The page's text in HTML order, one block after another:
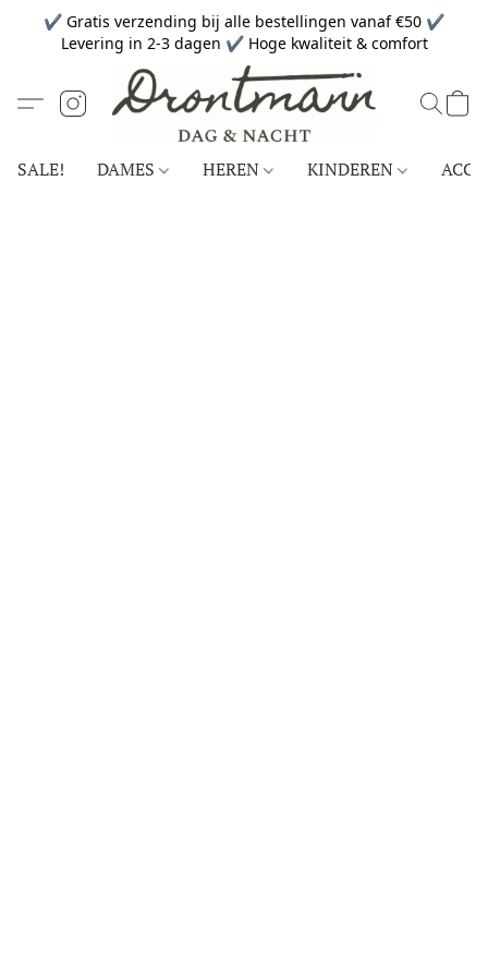
✔ Gratis verzending bij alle bestellingen vanaf €50 ✔
Levering in 2-3 dagen ✔ Hoge kwaliteit & comfort
SALE! DAMES HEREN KINDEREN